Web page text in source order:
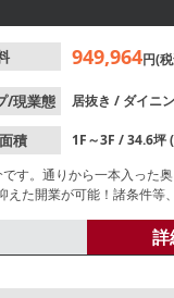
949,964円(
/現業態 居抜き / ダイニ
積
1F～3F / 34.6坪
す。通りから一本入った
た開業が可能！諸条件等
詳